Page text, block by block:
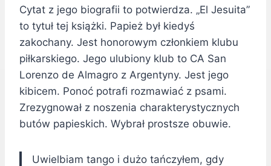
Cytat z jego biografii to potwierdza. „El Jesuita”
to tytuł tej książki. Papież był kiedyś
zakochany. Jest honorowym członkiem klubu
piłkarskiego. Jego ulubiony klub to CA San
Lorenzo de Almagro z Argentyny. Jest jego
kibicem. Ponoć potrafi rozmawiać z psami.
Zrezygnował z noszenia charakterystycznych
butów papieskich. Wybrał prostsze obuwie.
Uwielbiam tango i dużo tańczyłem, gdy